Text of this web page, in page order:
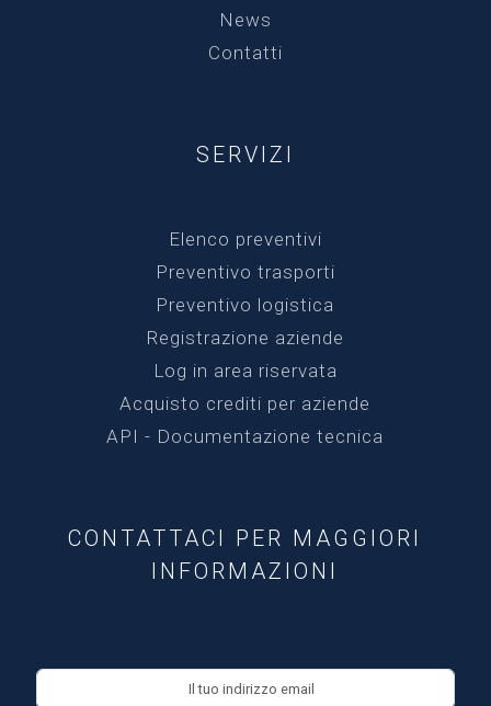
News
Contatti
SERVIZI
Elenco preventivi
Preventivo trasporti
Preventivo logistica
Registrazione aziende
Log in area riservata
Acquisto crediti per aziende
API - Documentazione tecnica
CONTATTACI PER MAGGIORI
INFORMAZIONI